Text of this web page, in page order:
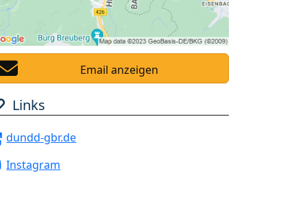
Email anzeigen
Links
dundd-gbr.de
Instagram